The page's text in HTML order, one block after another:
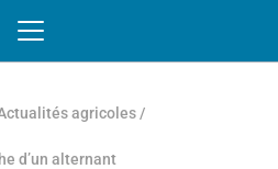
agricoles /
d’un alternant